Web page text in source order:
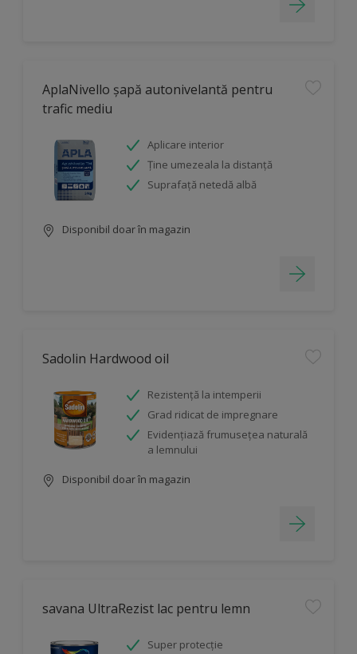
AplaNivello șapă autonivelantă pentru
trafic mediu
Aplicare interior
Ține umezeala la distanță
Suprafață netedă albă
Disponibil doar în magazin
Sadolin Hardwood oil
Rezistență la intemperii
Grad ridicat de impregnare
Evidenţiază frumusețea naturală
a lemnului
Disponibil doar în magazin
savana UltraRezist lac pentru lemn
Super protecție